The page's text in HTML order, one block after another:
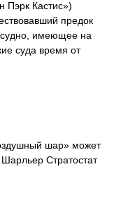
Пэрк Кастис»)
предок
судно, имеющее на
суда время от
шар» может
Стратостат